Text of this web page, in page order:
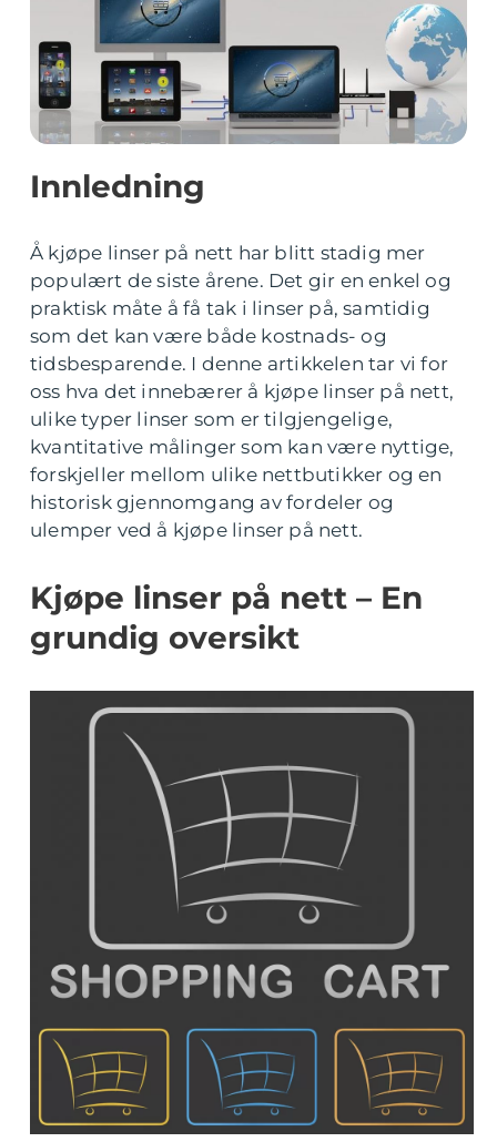
Innledning
Å kjøpe linser på nett har blitt stadig mer
populært de siste årene. Det gir en enkel og
praktisk måte å få tak i linser på, samtidig
som det kan være både kostnads- og
tidsbesparende. I denne artikkelen tar vi for
oss hva det innebærer å kjøpe linser på nett,
ulike typer linser som er tilgjengelige,
kvantitative målinger som kan være nyttige,
forskjeller mellom ulike nettbutikker og en
historisk gjennomgang av fordeler og
ulemper ved å kjøpe linser på nett.
Kjøpe linser på nett – En
grundig oversikt